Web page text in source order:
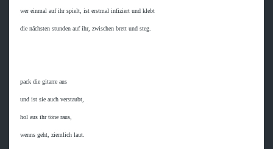
wer einmal auf ihr spielt, ist erstmal infiziert und klebt
die nächsten stunden auf ihr, zwischen brett und steg.
pack die gitarre aus
und ist sie auch verstaubt,
hol aus ihr töne raus,
wenns geht, ziemlich laut.